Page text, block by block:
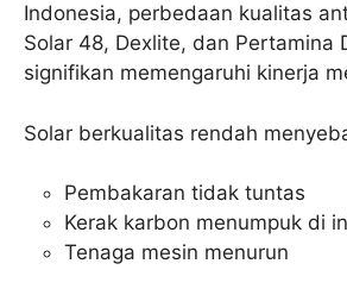
Indonesia, perbedaan kualitas
Solar 48, Dexlite, dan Pertamina
signifikan memengaruhi kinerja
Solar berkualitas rendah
Pembakaran tidak tuntas
Kerak karbon menumpuk di
Tenaga mesin menurun